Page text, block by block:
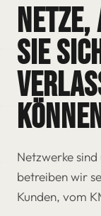
sie
Netzwerke sind
betreiben wir
Kunden, vom